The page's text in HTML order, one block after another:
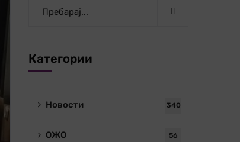
Категории
Новости 340
ОЖО 56